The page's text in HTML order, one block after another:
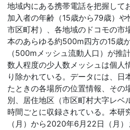
地域内にある携帯電話を把握して
加入者の年齢（15歳から79歳）
市区町村）、各地域のドコモの市
本のあらゆる約500m四方の15歳
（500mメッシュ流動人口）が推
数人程度の少人数メッシュは個人
り除かれている。データには、日
たときの各場所の位置情報、その
別、居住地区（市区町村大字レベ
時間ごとに収録されている。本研
（月）から2020年6月22日（月